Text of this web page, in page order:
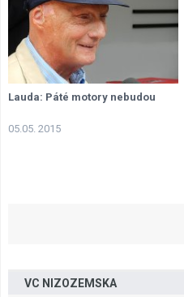
Lauda: Páté motory nebudou
05.05. 2015
VC NIZOZEMSKA